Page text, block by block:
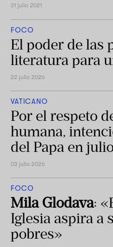
31 julio 2021
FOCO
El poder de las
literatura para
22 julio 2026
VATICANO
Por el respeto
humana,
del Papa en
03 julio 2026
FOCO
Mila Glodava:
Iglesia aspira a
pobres»